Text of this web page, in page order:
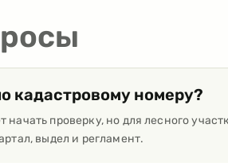
кадастровому номеру?
начать проверку, но для лесного
выдел и регламент.